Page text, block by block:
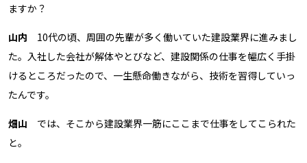
ますか？
山内 10代の頃、周囲の先輩が多く働いていた建設業界に進みまし
た。入社した会社が解体やとびなど、建設関係の仕事を幅広く手掛
けるところだったので、一生懸命働きながら、技術を習得していっ
たんです。
畑山 では、そこから建設業界一筋にここまで仕事をしてこられた
と。